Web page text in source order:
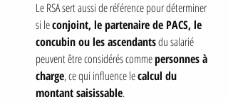
Le RSA sert aussi de référence pour déterminer
si le conjoint, le partenaire de PACS, le
concubin ou les ascendants du salarié
peuvent être considérés comme personnes à
charge, ce qui influence le calcul du
montant saisissable.